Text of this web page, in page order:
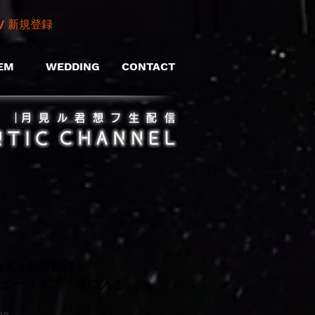
新規登録
WEDDING CONTACT
​｜月見ル君想フ生配信
ーライブ「海に入る」